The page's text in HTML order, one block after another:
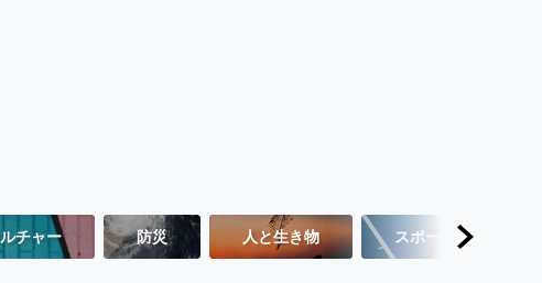
チャー 防災 人と生き物 スポーツ